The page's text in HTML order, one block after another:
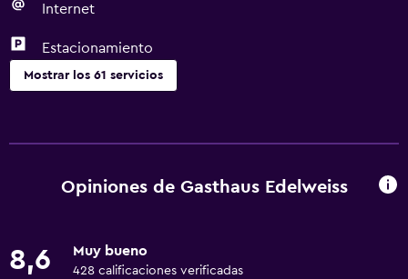
Internet
Estacionamiento
Mostrar los 61 servicios
Wifi gratis
Toallas
Opiniones de Gasthaus Edelweiss
8,6 Muy bueno
428 calificaciones verificadas